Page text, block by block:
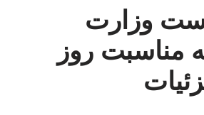
وزارت
مناسبت روز